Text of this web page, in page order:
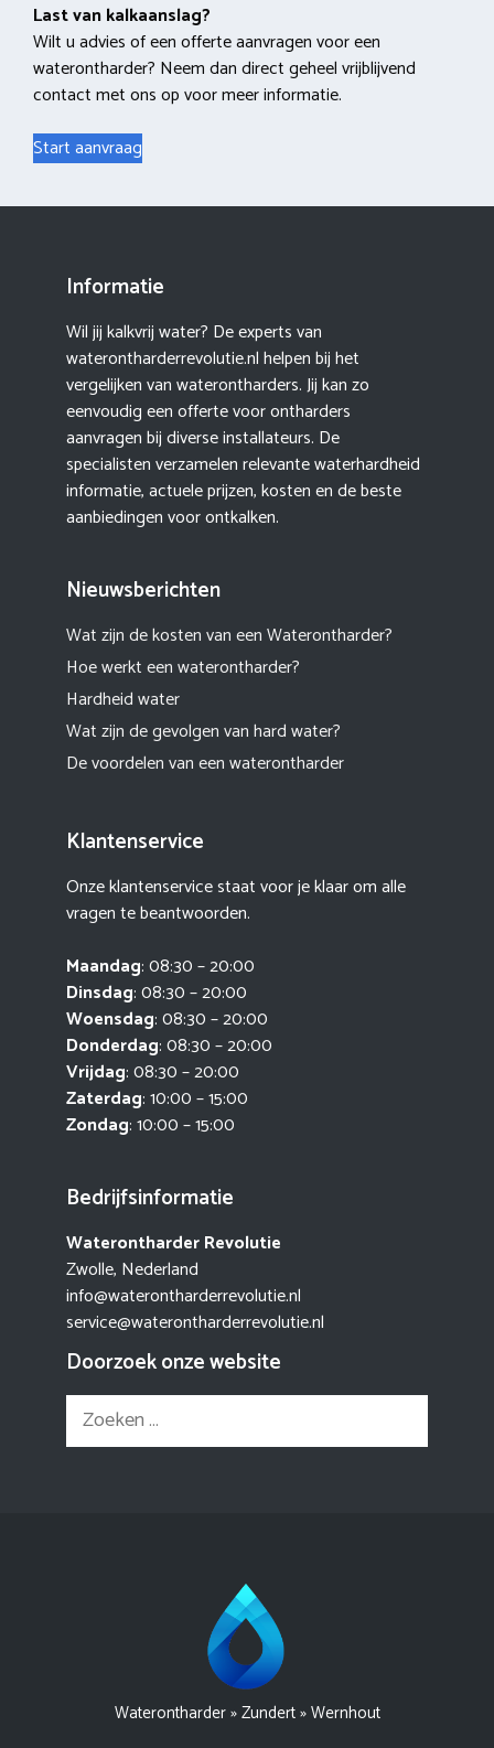
Last van kalkaanslag?
Wilt u advies of een offerte aanvragen voor een
waterontharder? Neem dan direct geheel vrijblijvend
contact met ons op voor meer informatie.
Start aanvraag
Informatie
Wil jij kalkvrij water? De experts van
waterontharderrevolutie.nl helpen bij het
vergelijken van waterontharders. Jij kan zo
eenvoudig een offerte voor ontharders
aanvragen bij diverse installateurs. De
specialisten verzamelen relevante waterhardheid
informatie, actuele prijzen, kosten en de beste
aanbiedingen voor ontkalken.
Nieuwsberichten
Wat zijn de kosten van een Waterontharder?
Hoe werkt een waterontharder?
Hardheid water
Wat zijn de gevolgen van hard water?
De voordelen van een waterontharder
Klantenservice
Onze klantenservice staat voor je klaar om alle
vragen te beantwoorden.
Maandag: 08:30 – 20:00
Dinsdag: 08:30 – 20:00
Woensdag: 08:30 – 20:00
Donderdag: 08:30 – 20:00
Vrijdag: 08:30 – 20:00
Zaterdag: 10:00 – 15:00
Zondag: 10:00 – 15:00
Bedrijfsinformatie
Waterontharder Revolutie
Zwolle, Nederland
info@waterontharderrevolutie.nl
service@waterontharderrevolutie.nl
Doorzoek onze website
Zoek
naar:
Waterontharder»Zundert»Wernhout